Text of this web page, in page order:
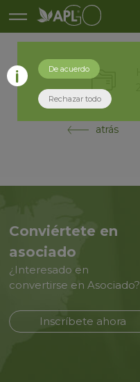
atrás
Conviértete en
asociado
¿Interesado en
convertirse en Asociado?
Inscríbete ahora
De acuerdo
Rechazar todo